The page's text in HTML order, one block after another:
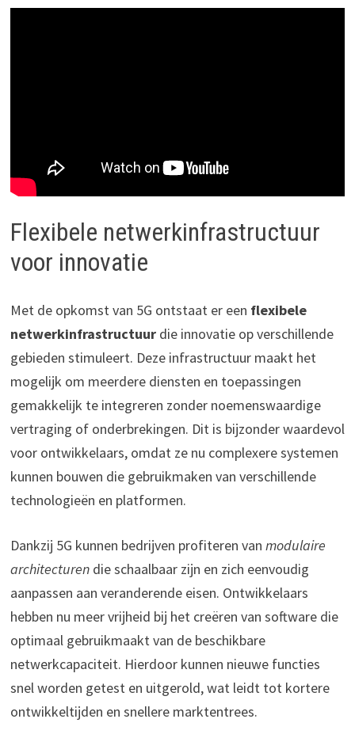
Flexibele netwerkinfrastructuur
voor innovatie
Met de opkomst van 5G ontstaat er een flexibele
netwerkinfrastructuurdie innovatie op verschillende
gebieden stimuleert. Deze infrastructuur maakt het
mogelijk om meerdere diensten en toepassingen
gemakkelijk te integreren zonder noemenswaardige
vertraging of onderbrekingen. Dit is bijzonder waardevol
voor ontwikkelaars, omdat ze nu complexere systemen
kunnen bouwen die gebruikmaken van verschillende
technologieën en platformen.
Dankzij 5G kunnen bedrijven profiteren van modulaire
architecturendie schaalbaar zijn en zich eenvoudig
aanpassen aan veranderende eisen. Ontwikkelaars
hebben nu meer vrijheid bij het creëren van software die
optimaal gebruikmaakt van de beschikbare
netwerkcapaciteit. Hierdoor kunnen nieuwe functies
snel worden getest en uitgerold, wat leidt tot kortere
ontwikkeltijden en snellere marktentrees.